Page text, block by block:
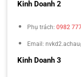
Kinh Doanh 2
Phụ trách: 0982
Email:
Kinh Doanh 3